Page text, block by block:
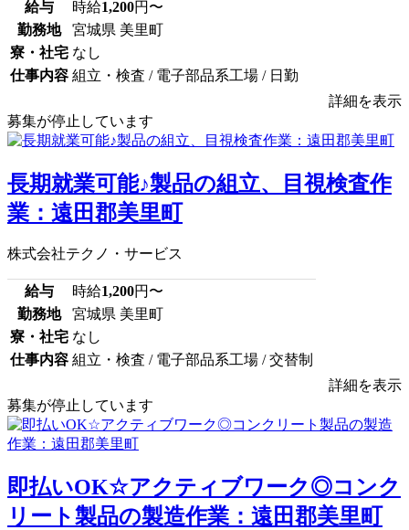
給与 時給1,200円〜
勤務地
宮城県 美里町
寮・社宅 なし
仕事内容 組立・検査 / 電子部品系工場 / 日勤
詳細を表示
募集が停止しています
長期就業可能♪製品の組立、目視検査作
業：遠田郡美里町
株式会社テクノ・サービス
給与 時給1,200円〜
勤務地
宮城県 美里町
寮・社宅 なし
仕事内容 組立・検査 / 電子部品系工場 / 交替制
詳細を表示
募集が停止しています
即払いOK☆アクティブワーク◎コンク
リート製品の製造作業：遠田郡美里町